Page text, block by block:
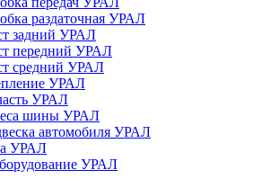
раздаточная УРАЛ
задний УРАЛ
передний УРАЛ
средний УРАЛ
УРАЛ
УРАЛ
шины УРАЛ
автомобиля УРАЛ
УРАЛ
УРАЛ